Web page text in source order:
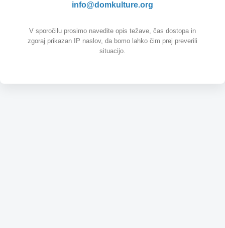
info@domkulture.org
V sporočilu prosimo navedite opis težave, čas dostopa in
zgoraj prikazan IP naslov, da bomo lahko čim prej preverili
situacijo.